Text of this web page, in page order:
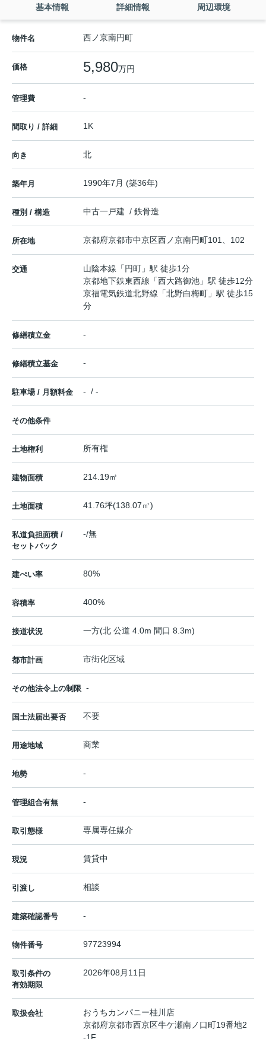
基本情報 詳細情報 周辺環境
物件名 西ノ京南円町
価格 5,980万円
管理費 -
間取り / 詳細 1K
向き 北
築年月 1990年7月 (築36年)
種別 / 構造 中古一戸建 / 鉄骨造
所在地 京都府京都市中京区西ノ京南円町101、102
交通 山陰本線 「円町 」駅 徒歩1分
京都地下鉄東西線 「西大路御池 」駅 徒歩12分
京福電気鉄道北野線 「北野白梅町 」駅 徒歩15
分
修繕積立金 -
修繕積立基金 -
駐車場 / 月額料金 - / -
その他条件
土地権利 所有権
建物面積 214.19㎡
土地面積 41.76坪(138.07㎡)
私道負担面積 /
セットバック
-/無
建ぺい率 80%
容積率 400%
接道状況 一方(北 公道 4.0m 間口 8.3m)
都市計画 市街化区域
その他法令上の制限 -
国土法届出要否 不要
用途地域 商業
地勢 -
管理組合有無 -
取引態様 専属専任媒介
現況 賃貸中
引渡し 相談
建築確認番号 -
物件番号 97723994
取引条件の
有効期限
2026年08月11日
取扱会社
おうちカンパニー桂川店
京都府京都市西京区牛ケ瀬南ノ口町19番地2